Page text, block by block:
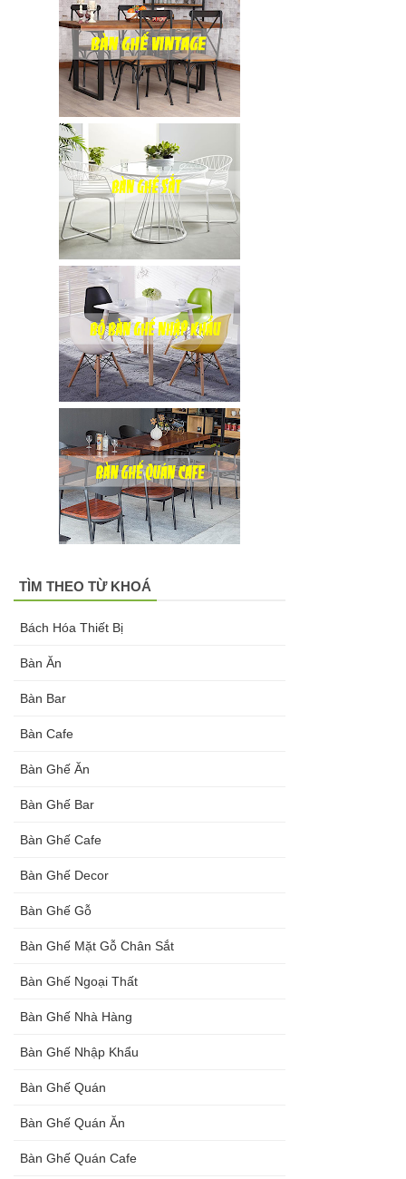
vải bố xanh
xám GLM27-
ghế dành
cho quán
cafe, cửa
hàng tại
Ghế chân
xoay mặt
ngồi đệm
GLM48-ghế
tiếp khách,
văn phòng
tại Tp.HCM
cafe tiếp
khách mặt
đá trắng,
chân trụ
thép sơn
mặt đá
chân mạ
vàng ghế
nhung xanh
TÌM THEO TỪ KHOÁ
Bách Hóa Thiết Bị
Bàn Ăn
Bàn Bar
Bàn Cafe
Bàn Ghế Ăn
Bàn Ghế Bar
Bàn Ghế Cafe
Bàn Ghế Decor
Bàn Ghế Gỗ
Bàn Ghế Mặt Gỗ Chân Sắt
Bàn Ghế Ngoại Thất
Bàn Ghế Nhà Hàng
Bàn Ghế Nhập Khẩu
Bàn Ghế Quán
Bàn Ghế Quán Ăn
Bàn Ghế Quán Cafe